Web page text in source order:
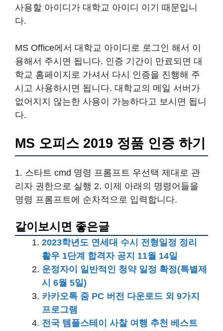
사용할 아이디가 대학교 아이디 이기 때문입니
다.
MS Office에서 대학교 아이디로 로그인 해서 이
용해서 주시면 됩니다. 인증 기간이 만료되면 대
학교 홈페이지로 가셔서 다시 인증을 진행해 주
시고 사용하시면 됩니다. 대학교의 메일 서버가
없어지지 않는한 사용이 가능하다고 보시면 됩니
다.
MS 오피스 2019 정품 인증 하기
1. 스타트 cmd 명령 프롬프트 우선택 제대로 관
리자 권한으로 실행 2. 이제 아래의 명령어들을
명령 프롬프트에 순차적으로 입력합니다.
같이보시면 좋은글
2023학년도 연세대 수시 전형일정 정리
활우 1단계 합격자 공지 11월 14일
운정자이 일반적인 청약 일정 확정(특별제
시 6월 5일)
카카오톡 줌 PC 버전 다운로드 외 9가지
프로그램
전국 템플스테이 사찰 여행 추천 베스트